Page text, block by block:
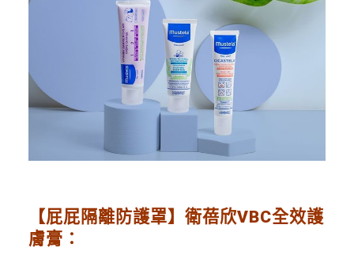
【屁屁隔離防護罩】衛蓓欣VBC全效護
膚膏：